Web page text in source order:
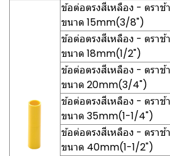
ข้อต่อตรงสีเหลือง - ตราช้
ขนาด 15mm(3/8")
ข้อต่อตรงสีเหลือง - ตราช้
ขนาด 18mm(1/2")
ข้อต่อตรงสีเหลือง - ตราช้
ขนาด 20mm(3/4")
ข้อต่อตรงสีเหลือง - ตราช้
ขนาด 35mm(1-1/4")
ข้อต่อตรงสีเหลือง - ตราช้
ขนาด 40mm(1-1/2")